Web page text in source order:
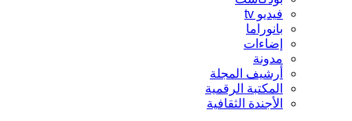
فيديو tv
بانوراما
إضاءات
مدونة
أرشيف المجلة
المكتبة الرقمية
الأجندة الثقافية